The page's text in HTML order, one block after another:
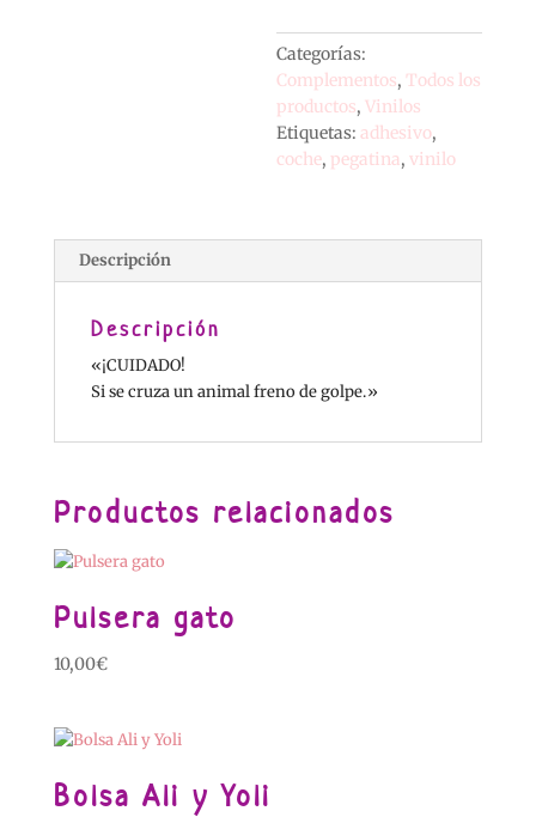
de
golpe"
cantidad
Categorías:
Complementos,Todos los
productos, Vinilos
Etiquetas:adhesivo,
coche, pegatina,vinilo
Descripción
Descripción
«¡CUIDADO!
Si se cruza un animal freno de golpe.»
Productos relacionados
Pulsera gato
10,00€
Bolsa Ali y Yoli